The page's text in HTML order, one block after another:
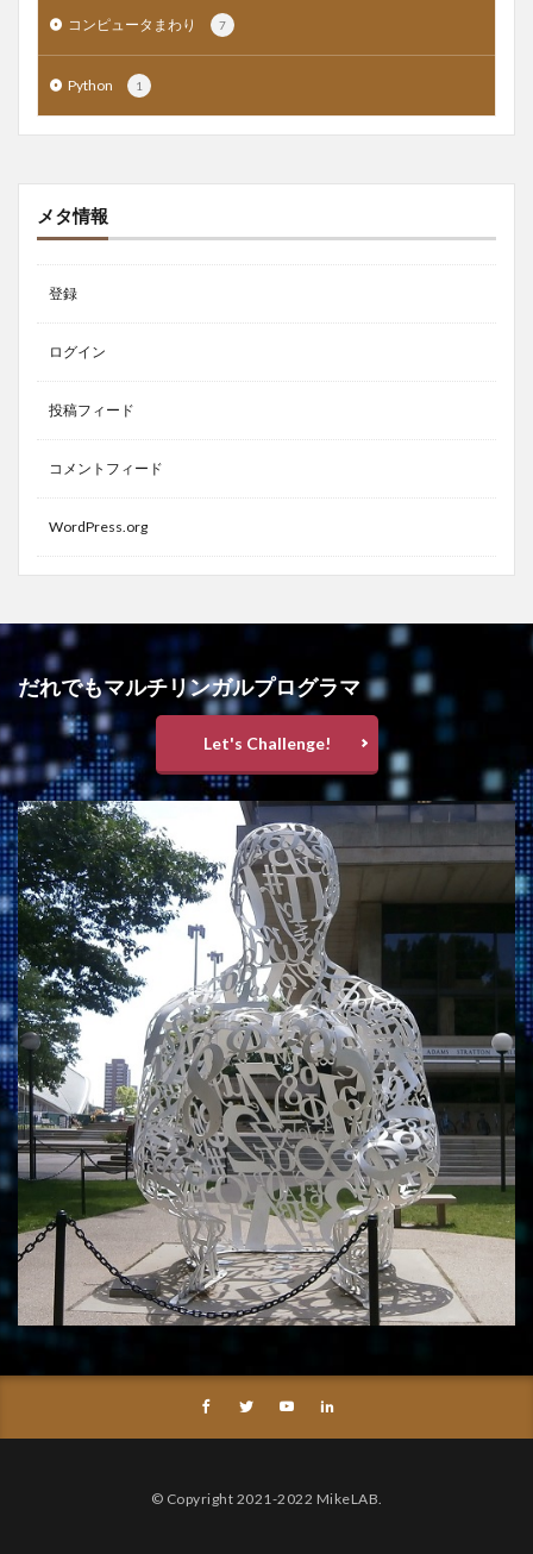
コンピュータまわり 7
Python 1
メタ情報
登録
ログイン
投稿フィード
コメントフィード
WordPress.org
だれでもマルチリンガルプログラマ
Let's Challenge!
© Copyright 2021-2022 MikeLAB.